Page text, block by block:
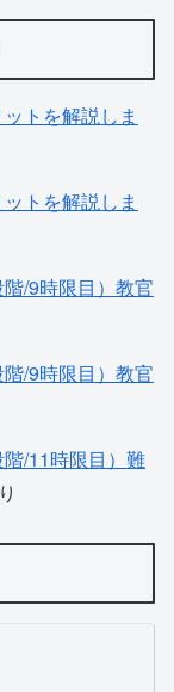
トを解説しま
トを解説しま
/9時限目）教官
/9時限目）教官
階/11時限目）難